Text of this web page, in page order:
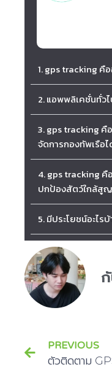
1. gps tracking คือ
2. แอพพลิเคชั่นทั่ว
3. gps tracking คื
จัดการกองทัพเรือไ
4. gps tracking คื
ปกป้องสัตว์ใกล้สู
5. มีประโยชน์อะไร
PREVIOUS